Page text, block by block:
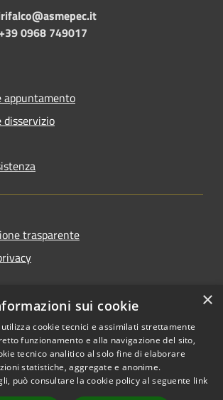
0968 749017
appuntamento
disservizio
trasparente
di accessibilità
Copyright © 2026 • Comune di
×
sui cookie
cookie tecnici e assimilati strettamente
funzionamento e alla navigazione del sito,
tecnico analitico al solo fine di elaborare
statistiche, aggregate e anonime.
può consultare la cookie policy al seguente link